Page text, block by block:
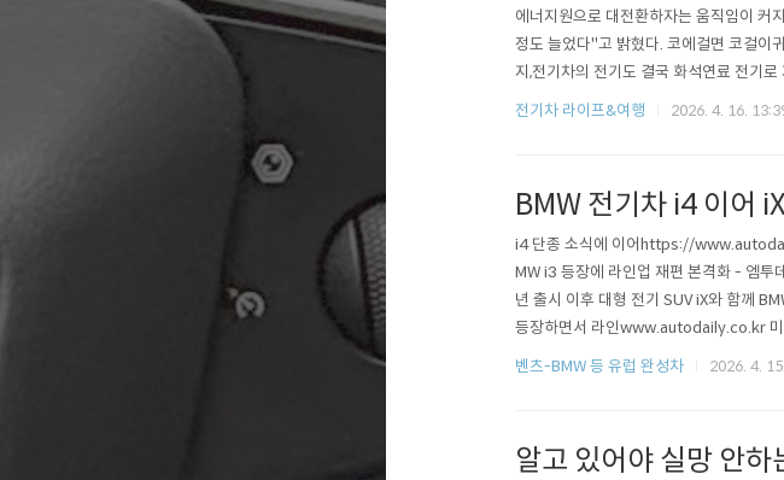
에너지원으로 대전환하자는 움직임이
정도 늘었다"고 밝혔다. 코에걸면 코걸이
지,전기차의 전기도 결국 화석연료 전기
경 보호를 위해서, 재생에너지 진흥을 위
전기차 라이프&여행 2026. 4. 16.
BMW 전기차 i4 이어
i4 단종 소식에 이어https://
MW i3 등장에 라인업 재편 본격화 - 엠
년 출시 이후 대형 전기 SUV iX와 함께
등장하면서 라인www.autodaily.co.kr 미
서 단종. (미국 시장에서 우선 단종이라
벤츠-BMW 등 유럽 완성차 2026. 4.
알고 있어야 실망 안